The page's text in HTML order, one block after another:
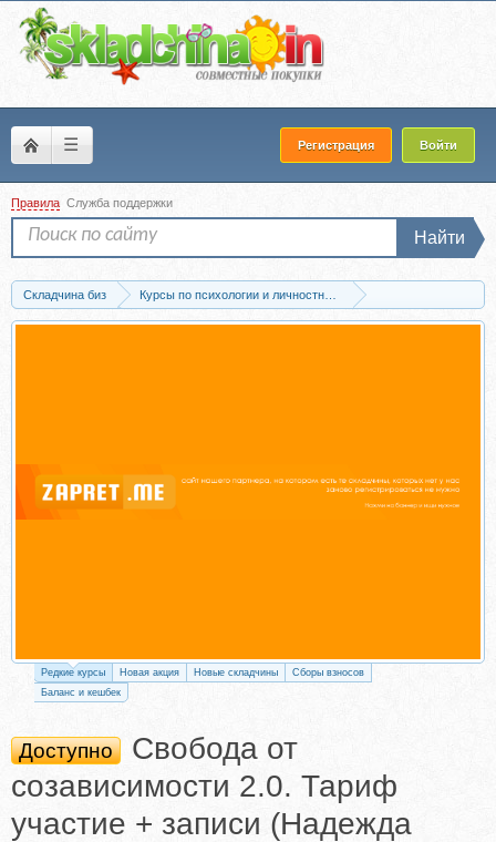
☰ Регистрация Войти
Правила Служба поддержки
Найти
Складчина биз
Курсы по психологии и личностному развитию
Отношения и семейная психология
Скачать Свобода от созависимости
Редкие курсы Новая акция Новые складчины
Сборы взносов
Баланс и кешбек
Доступно
Свобода от
созависимости 2.0. Тариф
участие + записи (Надежда